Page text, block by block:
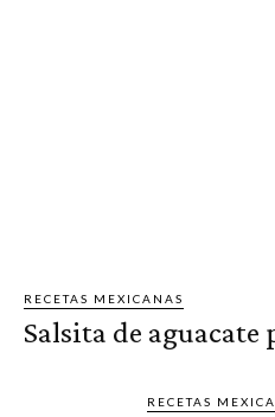
RECETAS MEXICANAS
Salsita de aguacate
RECETAS